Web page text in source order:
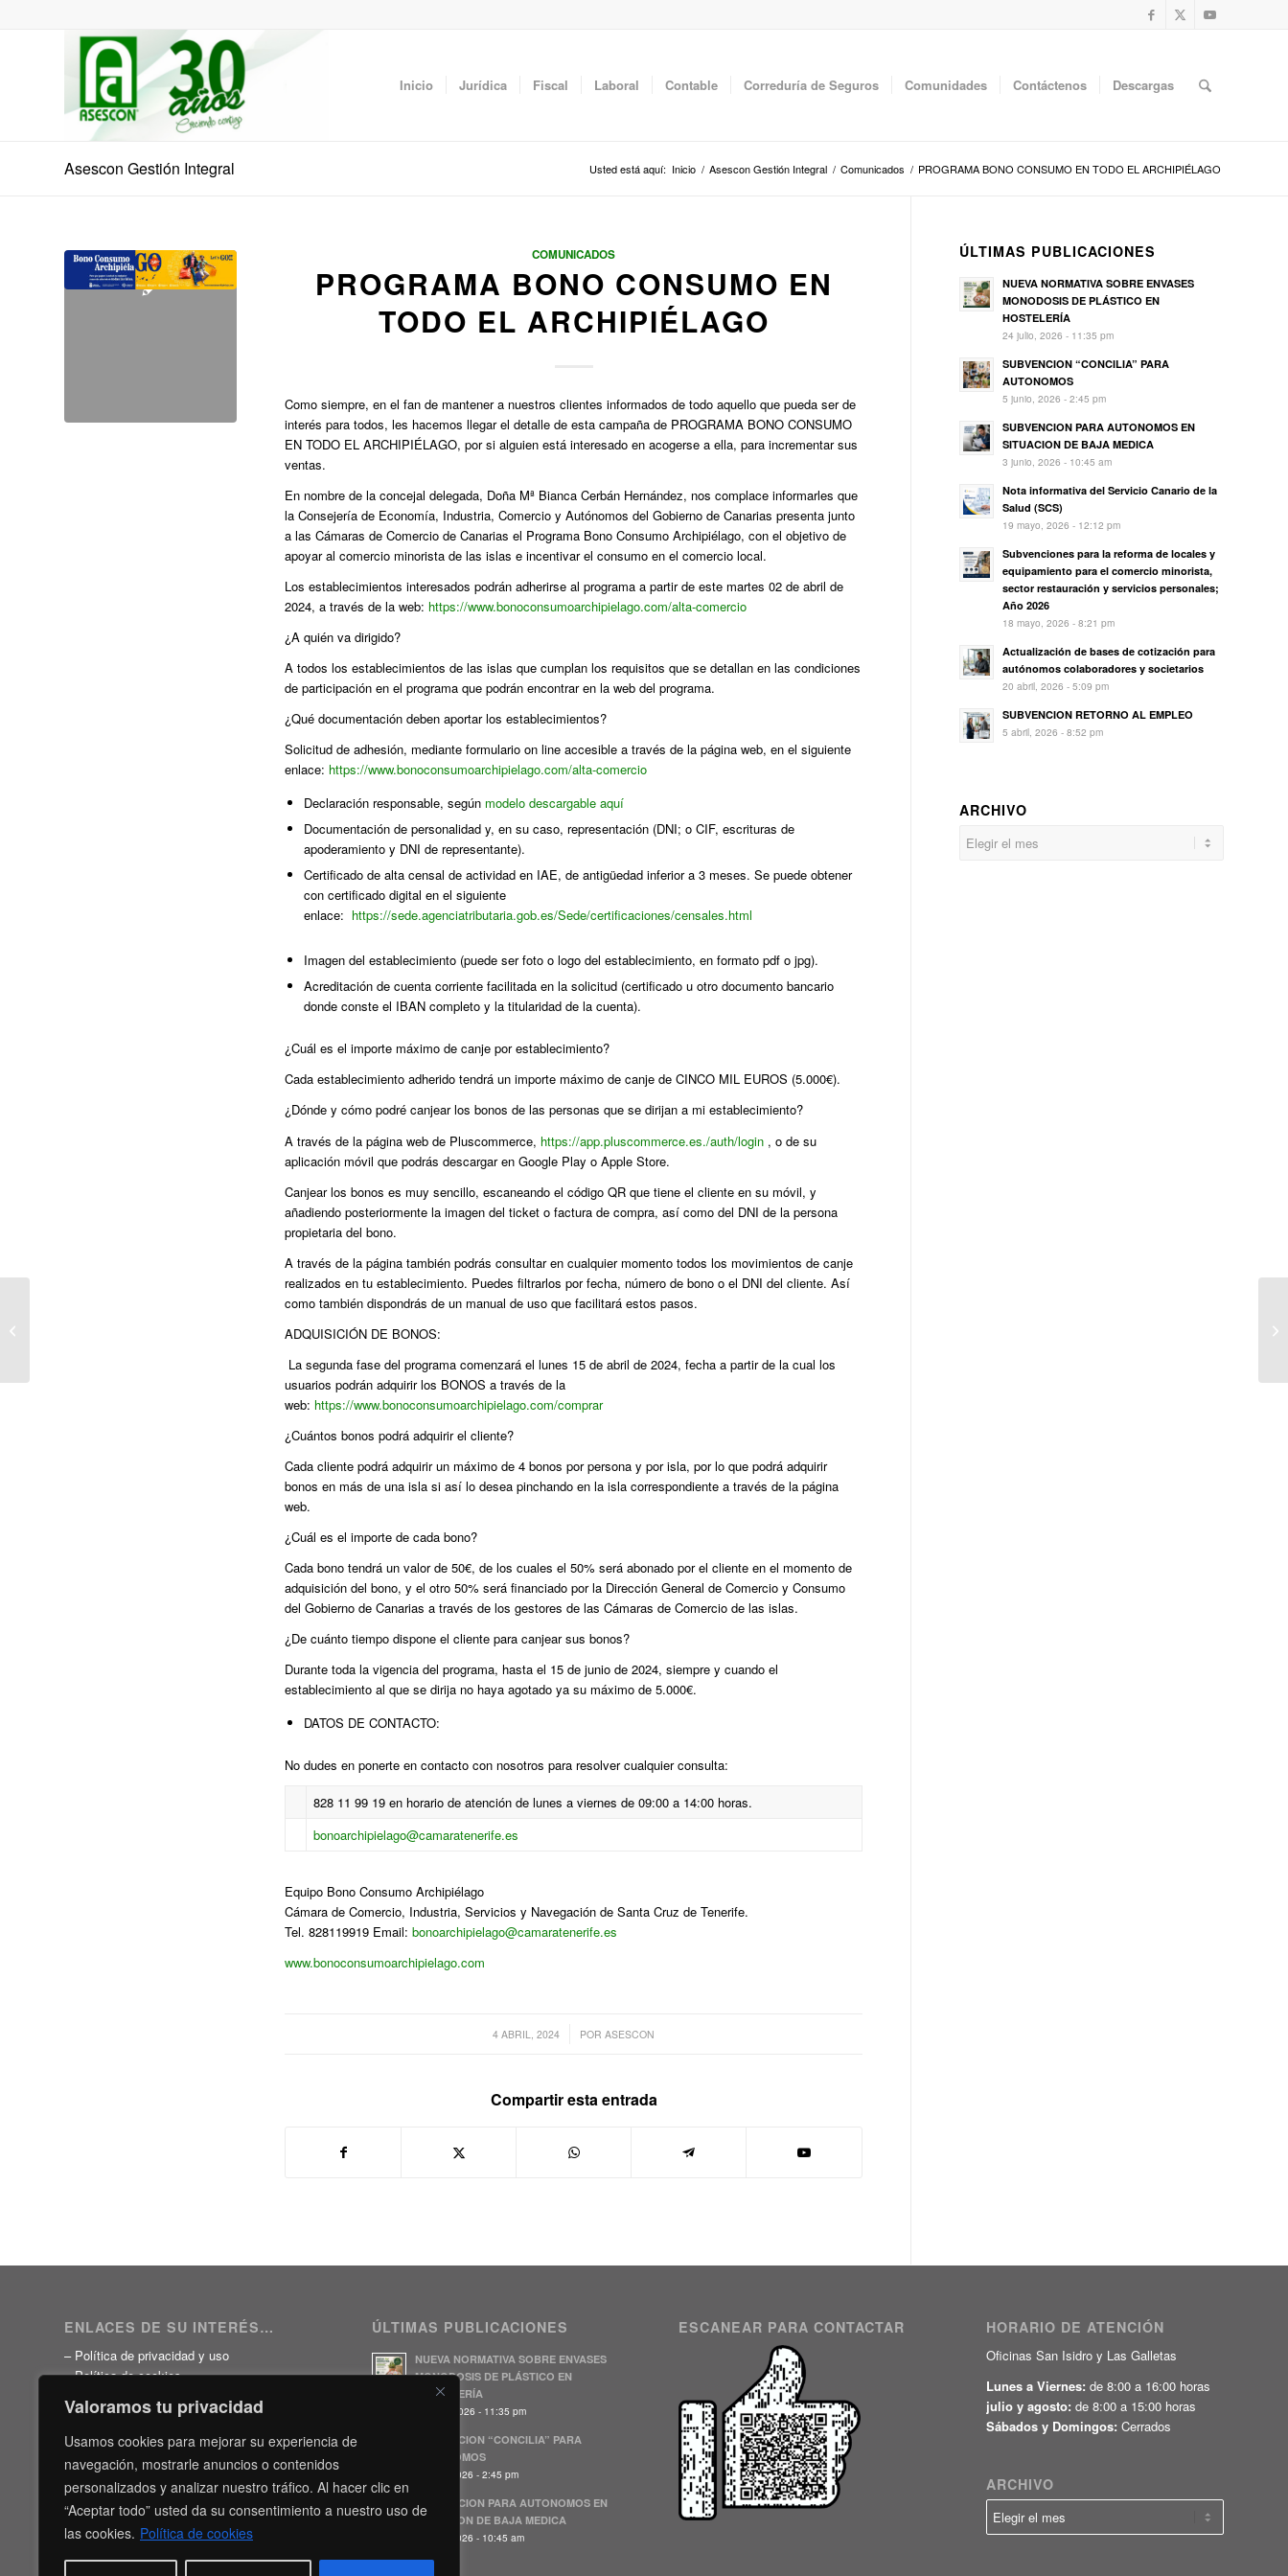
Valoramos tu privacidad
Usamos cookies para mejorar su experiencia de
navegación, mostrarle anuncios o contenidos
personalizados y analizar nuestro tráfico. Al hacer clic en
“Aceptar todo” usted da su consentimiento a nuestro uso de
las cookies. Política de cookies
Inicio Jurídica Fiscal Laboral Contable Correduría de Seguros Comunidades Contáctenos Descargas
Asescon Gestión Integral Usted está aquí: Inicio / Asescon Gestión Integral / Comunicados / PROGRAMA BONO CONSUMO EN TODO EL ARCHIPIÉLAGO
COMUNICADOS
PROGRAMA BONO CONSUMO EN
TODO EL ARCHIPIÉLAGO
Como siempre, en el fan de mantener a nuestros clientes informados de todo aquello que pueda ser de
interés para todos, les hacemos llegar el detalle de esta campaña de PROGRAMA BONO CONSUMO
EN TODO EL ARCHIPIÉLAGO, por si alguien está interesado en acogerse a ella, para incrementar sus
ventas.
En nombre de la concejal delegada, Doña Mª Bianca Cerbán Hernández, nos complace informarles que
la Consejería de Economía, Industria, Comercio y Autónomos del Gobierno de Canarias presenta junto
a las Cámaras de Comercio de Canarias el Programa Bono Consumo Archipiélago, con el objetivo de
apoyar al comercio minorista de las islas e incentivar el consumo en el comercio local.
Los establecimientos interesados podrán adherirse al programa a partir de este martes 02 de abril de
2024, a través de la web: https://www.bonoconsumoarchipielago.com/alta-comercio
¿A quién va dirigido?
A todos los establecimientos de las islas que cumplan los requisitos que se detallan en las condiciones
de participación en el programa que podrán encontrar en la web del programa.
¿Qué documentación deben aportar los establecimientos?
Solicitud de adhesión, mediante formulario on line accesible a través de la página web, en el siguiente
enlace: https://www.bonoconsumoarchipielago.com/alta-comercio
Declaración responsable, según modelo descargable aquí
Documentación de personalidad y, en su caso, representación (DNI; o CIF, escrituras de
apoderamiento y DNI de representante).
Certificado de alta censal de actividad en IAE, de antigüedad inferior a 3 meses. Se puede obtener
con certificado digital en el siguiente
enlace: https://sede.agenciatributaria.gob.es/Sede/certificaciones/censales.html
Imagen del establecimiento (puede ser foto o logo del establecimiento, en formato pdf o jpg).
Acreditación de cuenta corriente facilitada en la solicitud (certificado u otro documento bancario
donde conste el IBAN completo y la titularidad de la cuenta).
¿Cuál es el importe máximo de canje por establecimiento?
Cada establecimiento adherido tendrá un importe máximo de canje de CINCO MIL EUROS (5.000€).
¿Dónde y cómo podré canjear los bonos de las personas que se dirijan a mi establecimiento?
A través de la página web de Pluscommerce, https://app.pluscommerce.es./auth/login , o de su
aplicación móvil que podrás descargar en Google Play o Apple Store.
Canjear los bonos es muy sencillo, escaneando el código QR que tiene el cliente en su móvil, y
añadiendo posteriormente la imagen del ticket o factura de compra, así como del DNI de la persona
propietaria del bono.
A través de la página también podrás consultar en cualquier momento todos los movimientos de canje
realizados en tu establecimiento. Puedes filtrarlos por fecha, número de bono o el DNI del cliente. Así
como también dispondrás de un manual de uso que facilitará estos pasos.
ADQUISICIÓN DE BONOS:
La segunda fase del programa comenzará el lunes 15 de abril de 2024, fecha a partir de la cual los
usuarios podrán adquirir los BONOS a través de la
web: https://www.bonoconsumoarchipielago.com/comprar
¿Cuántos bonos podrá adquirir el cliente?
Cada cliente podrá adquirir un máximo de 4 bonos por persona y por isla, por lo que podrá adquirir
bonos en más de una isla si así lo desea pinchando en la isla correspondiente a través de la página
web.
¿Cuál es el importe de cada bono?
Cada bono tendrá un valor de 50€, de los cuales el 50% será abonado por el cliente en el momento de
adquisición del bono, y el otro 50% será financiado por la Dirección General de Comercio y Consumo
del Gobierno de Canarias a través de los gestores de las Cámaras de Comercio de las islas.
¿De cuánto tiempo dispone el cliente para canjear sus bonos?
Durante toda la vigencia del programa, hasta el 15 de junio de 2024, siempre y cuando el
establecimiento al que se dirija no haya agotado ya su máximo de 5.000€.
DATOS DE CONTACTO:
No dudes en ponerte en contacto con nosotros para resolver cualquier consulta:
828 11 99 19 en horario de atención de lunes a viernes de 09:00 a 14:00 horas.
bonoarchipielago@camaratenerife.es
Equipo Bono Consumo Archipiélago
Cámara de Comercio, Industria, Servicios y Navegación de Santa Cruz de Tenerife.
Tel. 828119919 Email: bonoarchipielago@camaratenerife.es
www.bonoconsumoarchipielago.com
4 ABRIL, 2024
/ PORASESCON
Compartir esta entrada
ÚLTIMAS PUBLICACIONES
NUEVA NORMATIVA SOBRE ENVASES
MONODOSIS DE PLÁSTICO EN
HOSTELERÍA
24 julio, 2026 - 11:35 pm
SUBVENCION “CONCILIA” PARA
AUTONOMOS
5 junio, 2026 - 2:45 pm
SUBVENCION PARA AUTONOMOS EN
SITUACION DE BAJA MEDICA
3 junio, 2026 - 10:45 am
Nota informativa del Servicio Canario de la
Salud (SCS)
19 mayo, 2026 - 12:12 pm
Subvenciones para la reforma de locales y
equipamiento para el comercio minorista,
sector restauración y servicios personales;
Año 2026
18 mayo, 2026 - 8:21 pm
Actualización de bases de cotización para
autónomos colaboradores y societarios
20 abril, 2026 - 5:09 pm
SUBVENCION RETORNO AL EMPLEO
5 abril, 2026 - 8:52 pm
ARCHIVO
ENLACES DE SU INTERÉS…
– Política de privacidad y uso
–Política de cookies
–Suscripción al boletín
–Antasur; Seguros y Comunidades
Agencia Tributaria
BOC – Boletín Oficial de Canarias
–BOE – Boletín Oficial del Estado
–Cámara de Comercio de Tenerife
ÚLTIMAS PUBLICACIONES
NUEVA NORMATIVA SOBRE ENVASES
MONODOSIS DE PLÁSTICO EN
HOSTELERÍA
24 julio, 2026 - 11:35 pm
SUBVENCION “CONCILIA” PARA
AUTONOMOS
5 junio, 2026 - 2:45 pm
SUBVENCION PARA AUTONOMOS EN
SITUACION DE BAJA MEDICA
3 junio, 2026 - 10:45 am
ESCANEAR PARA CONTACTAR HORARIO DE ATENCIÓN
Oficinas San Isidro y Las Galletas
Lunes a Viernes: de 8:00 a 16:00 horas
julio y agosto: de 8:00 a 15:00 horas
Sábados y Domingos: Cerrados
ARCHIVO